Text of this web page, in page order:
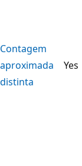
Contagem
aproximada
distinta
Yes